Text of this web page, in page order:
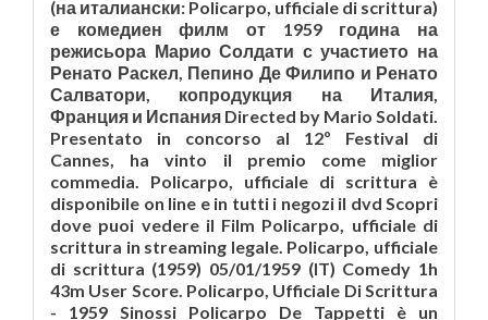
(на италиански: Policarpo, ufficiale di scrittura)
е комедиен филм от 1959 година на
режисьора Марио Солдати с участието на
Ренато Раскел, Пепино Де Филипо и Ренато
Салватори, копродукция на Италия,
Франция и Испания Directed by Mario Soldati.
Presentato in concorso al 12º Festival di
Cannes, ha vinto il premio come miglior
commedia. Policarpo, ufficiale di scrittura è
disponibile on line e in tutti i negozi il dvd Scopri
dove puoi vedere il Film Policarpo, ufficiale di
scrittura in streaming legale. Policarpo, ufficiale
di scrittura (1959) 05/01/1959 (IT) Comedy 1h
43m User Score. Policarpo, Ufficiale Di Scrittura
- 1959 Sinossi Policarpo De Tappetti è un